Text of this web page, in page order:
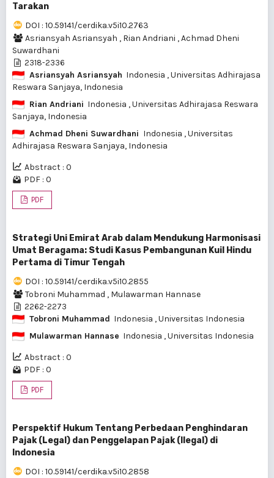
Tarakan
DOI : 10.59141/cerdika.v5i10.2763
Asriansyah Asriansyah , Rian Andriani ,Achmad Dheni
Suwardhani
2318-2336
Asriansyah Asriansyah Indonesia , Universitas Adhirajasa
Reswara Sanjaya, Indonesia
Rian Andriani Indonesia , Universitas Adhirajasa Reswara
Sanjaya, Indonesia
Achmad Dheni Suwardhani Indonesia , Universitas
Adhirajasa Reswara Sanjaya, Indonesia
Abstract : 0
PDF : 0
PDF
Strategi Uni Emirat Arab dalam Mendukung Harmonisasi
Umat Beragama: Studi Kasus Pembangunan Kuil Hindu
Pertama di Timur Tengah
DOI : 10.59141/cerdika.v5i10.2855
Tobroni Muhammad , Mulawarman Hannase
2262-2273
Tobroni Muhammad Indonesia , Universitas Indonesia
Mulawarman Hannase Indonesia , Universitas Indonesia
Abstract : 0
PDF : 0
PDF
Perspektif Hukum Tentang Perbedaan Penghindaran
Pajak (Legal) dan Penggelapan Pajak (Ilegal) di
Indonesia
DOI : 10.59141/cerdika.v5i10.2858